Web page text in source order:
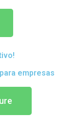
empresas